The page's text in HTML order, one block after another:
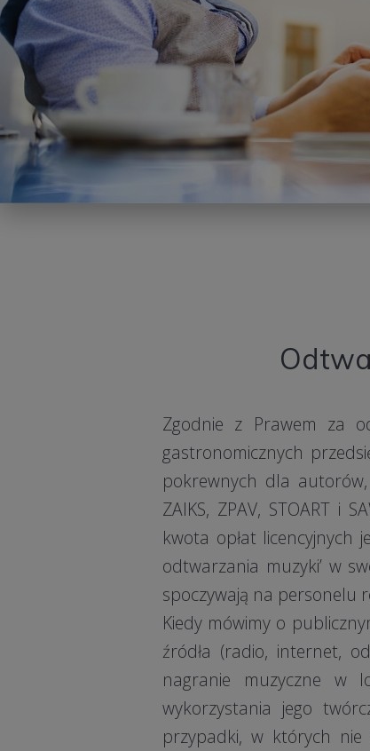
Zgodnie z Prawem za
gastronomicznych
pokrewnych dla
ZAIKS, ZPAV, STOART i
kwota opłat licencyjnych
odtwarzania muzyki’ w
spoczywają na personelu
Kiedy mówimy o
źródła (radio, internet,
nagranie muzyczne w
wykorzystania jego
przypadki, w których